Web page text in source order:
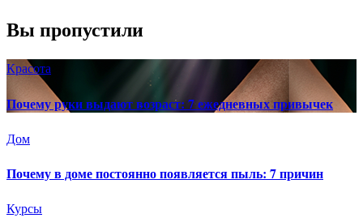
Вы пропустили
Красота
Почему руки выдают возраст: 7 ежедневных привычек
Дом
Почему в доме постоянно появляется пыль: 7 причин
Курсы